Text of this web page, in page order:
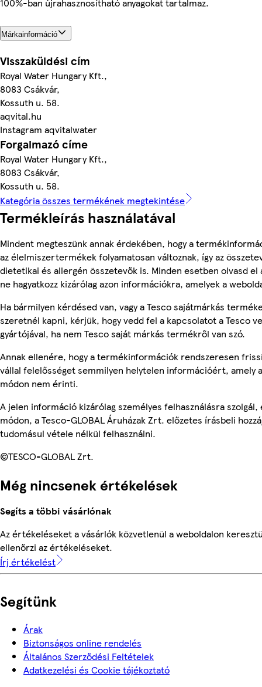
100%-ban újrahasznosítható anyagokat tartalmaz.
Márkainformáció
Visszaküldési cím
Royal Water Hungary Kft.,
8083 Csákvár,
Kossuth u. 58.
aqvital.hu
Instagram aqvitalwater
Forgalmazó címe
Royal Water Hungary Kft.,
8083 Csákvár,
Kossuth u. 58.
Kategória összes termékének megtekintése
Termékleírás használatával
Mindent megteszünk annak érdekében, hogy a
az élelmiszertermékek folyamatosan változnak, így az
dietetikai és allergén összetevők is. Minden esetben olvasd
ne hagyatkozz kizárólag azon információkra, amelyek a
Ha bármilyen kérdésed van, vagy a Tesco sajátmárkás
szeretnél kapni, kérjük, hogy vedd fel a kapcsolatot a Tesco
gyártójával, ha nem Tesco saját márkás termékről van szó.
Annak ellenére, hogy a termékinformációk rendszeresen
vállal felelősséget semmilyen helytelen információért, amely
módon nem érinti.
A jelen információ kizárólag személyes felhasználásra
módon, a Tesco-GLOBAL Áruházak Zrt. előzetes írásbeli
tudomásul vétele nélkül felhasználni.
©TESCO-GLOBAL Zrt.
Még nincsenek értékelések
Segíts a többi vásárlónak
Az értékeléseket a vásárlók közvetlenül a weboldalon
ellenőrzi az értékeléseket.
Írj értékelést
Segítünk
Árak
Biztonságos online rendelés
Általános Szerződési Feltételek
Adatkezelési és Cookie tájékoztató